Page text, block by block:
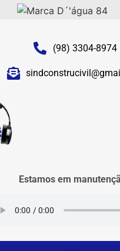
(98) 3304-8974
Estamos em